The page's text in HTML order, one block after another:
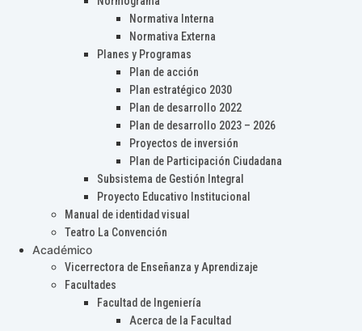
Normativa Interna
Normativa Externa
Planes y Programas
Plan de acción
Plan estratégico 2030
Plan de desarrollo 2022
Plan de desarrollo 2023 – 2026
Proyectos de inversión
Plan de Participación Ciudadana
Subsistema de Gestión Integral
Proyecto Educativo Institucional
Manual de identidad visual
Teatro La Convención
Académico
Vicerrectora de Enseñanza y Aprendizaje
Facultades
Facultad de Ingeniería
Acerca de la Facultad